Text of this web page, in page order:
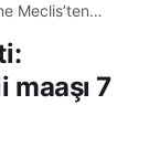
Meclis’ten
maaşı 7 bin
maaşı 7